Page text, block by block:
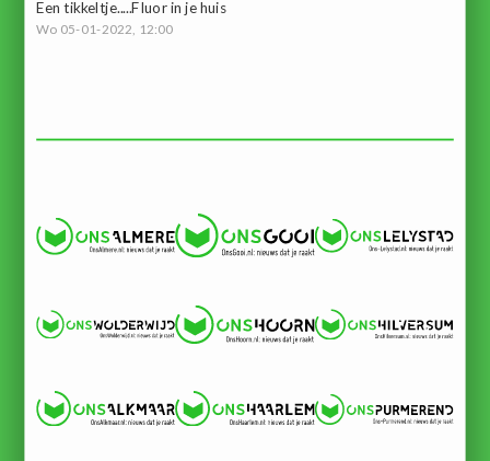
Een tikkeltje.....Fluor in je huis
Wo 05-01-2022, 12:00